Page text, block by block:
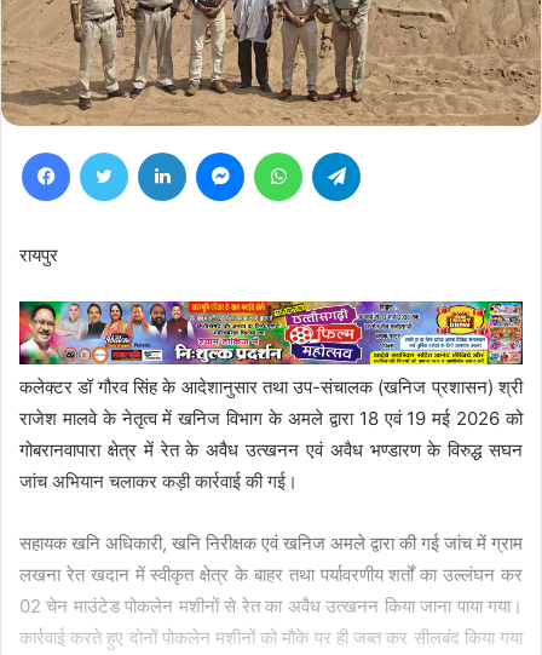
FacebookTwitter LinkedIn MessengerWhatsApp
रायपुर
कलेक्टर डॉ गौरव सिंह के आदेशानुसार तथा उप-संचालक (खनिज प्रशासन) श्री
राजेश मालवे के नेतृत्व में खनिज विभाग के अमले द्वारा 18 एवं 19 मई 2026 को
गोबरानवापारा क्षेत्र में रेत के अवैध उत्खनन एवं अवैध भण्डारण के विरुद्ध सघन
जांच अभियान चलाकर कड़ी कार्रवाई की गई।
सहायक खनि अधिकारी, खनि निरीक्षक एवं खनिज अमले द्वारा की गई जांच में ग्राम
लखना रेत खदान में स्वीकृत क्षेत्र के बाहर तथा पर्यावरणीय शर्तों का उल्लंघन कर
02 चेन माउंटेड पोकलेन मशीनों से रेत का अवैध उत्खनन किया जाना पाया गया।
कार्रवाई करते हुए दोनों पोकलेन मशीनों को मौके पर ही जब्त कर सीलबंद किया गया